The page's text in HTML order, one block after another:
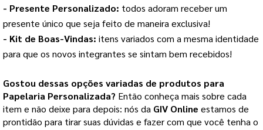
- Presente Personalizado: todos adoram receber um
presente único que seja feito de maneira exclusiva!
- Kit de Boas-Vindas: itens variados com a mesma identidade
para que os novos integrantes se sintam bem recebidos!
Gostou dessas opções variadas de produtos para
Papelaria Personalizada? Então conheça mais sobre cada
item e não deixe para depois: nós da GIV Online estamos de
prontidão para tirar suas dúvidas e fazer com que você tenha o